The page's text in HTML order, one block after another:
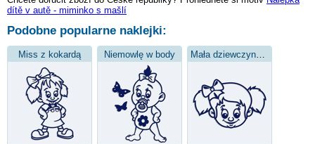
dítě v autě - miminko s mašlí
Podobne popularne naklejki:
Miss z kokardą Niemowlę w body